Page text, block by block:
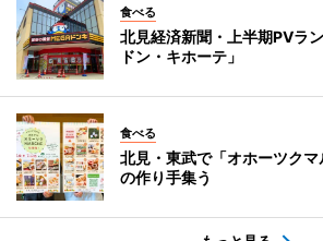
食べる
北見経済新聞・上半期PVラ
ドン・キホーテ」
食べる
北見・東武で「オホーツク
の作り手集う